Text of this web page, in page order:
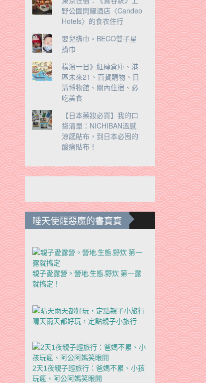
野公園閃耀酒店〈Candeo
Hotels〉的食衣住行
嬰兒揹巾‧BECO雙子星
揹巾
橫濱一日》紅磚倉庫、港
區未來21、百貨購物、日
清博物館、關內住宿、必
吃美食
【日本藥妝必買】我的口
袋清單：NICHIBAN溫感
涼感貼布，到日本必囤的
酸痛貼布！
睡天使醒惡魔的書寶寶
親子愛露營。營地.生態.野炊 第一露
就搞定！
晴天雨天都好玩，定點親子小旅行
2天1夜親子輕旅行：爸媽不累、小孩
玩瘋、阿公阿媽笑眼開